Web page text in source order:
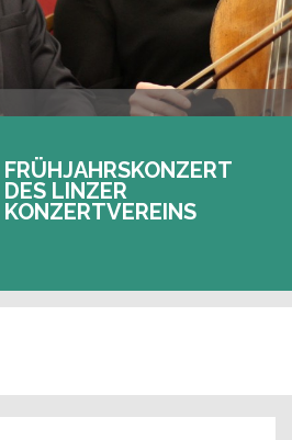
FRÜH­JAHRS­KON­ZERT
DES LIN­ZER
KON­ZERT­VER­EINS